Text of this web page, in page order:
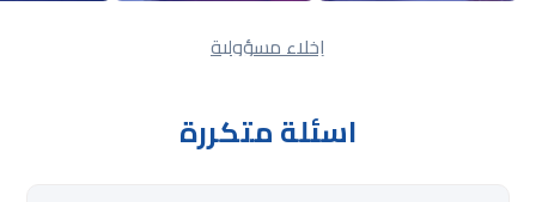
إخلاء مسؤولية
اسئلة متكررة